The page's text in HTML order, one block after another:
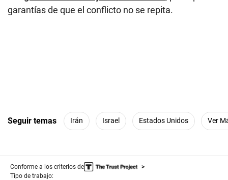
garantías de que el conflicto no se repita.
Seguir temas Irán Israel Estados Unidos Ver
Conforme a los criterios de
Tipo de trabajo: